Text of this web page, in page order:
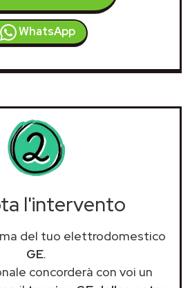
WhatsApp
l'intervento
del tuo elettrodomestico
GE.
concorderà con voi un